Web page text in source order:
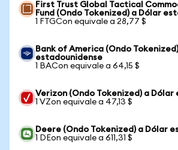
First Trust Global Tactical
Fund (Ondo Tokenized) a Dólar
1 FTGCon equivale a 28,77 $
Bank of America (Ondo
estadounidense
1 BACon equivale a 64,15 $
Verizon (Ondo Tokenized) a Dólar
1 VZon equivale a 47,13 $
Deere (Ondo Tokenized) a Dólar
1 DEon equivale a 611,31 $